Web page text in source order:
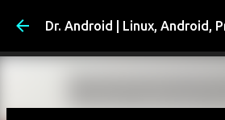
Μετάβαση στο κύριο
Dr. Android | Linux, Android,